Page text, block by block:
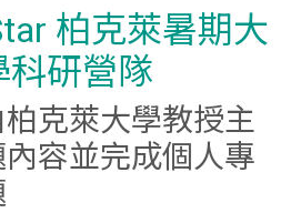
柏克萊暑期大
科研營隊
柏克萊大學教授主
內容並完成個人專